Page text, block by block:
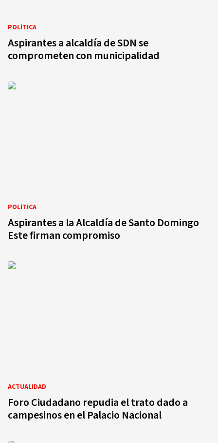
POLÍTICA
Aspirantes a alcaldía de SDN se
comprometen con municipalidad
POLÍTICA
Aspirantes a la Alcaldía de Santo Domingo
Este firman compromiso
ACTUALIDAD
Foro Ciudadano repudia el trato dado a
campesinos en el Palacio Nacional